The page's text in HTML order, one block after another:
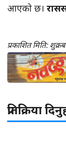
आएको छ।
प्रकाशित मिति:
प्रतिक्रिया